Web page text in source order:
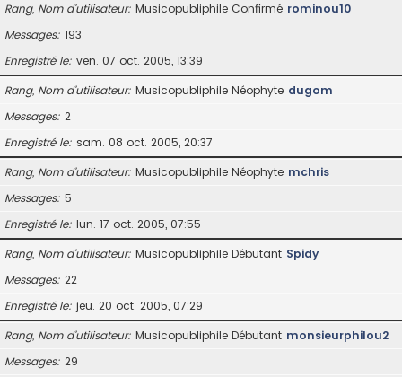
Rang, Nom d’utilisateur Musicopubliphile Confirmé rominou10
Messages 193
Enregistré le ven. 07 oct. 2005, 13:39
Rang, Nom d’utilisateur Musicopubliphile Néophyte dugom
Messages 2
Enregistré le sam. 08 oct. 2005, 20:37
Rang, Nom d’utilisateur Musicopubliphile Néophyte mchris
Messages 5
Enregistré le lun. 17 oct. 2005, 07:55
Rang, Nom d’utilisateur Musicopubliphile Débutant Spidy
Messages 22
Enregistré le jeu. 20 oct. 2005, 07:29
Rang, Nom d’utilisateur Musicopubliphile Débutant monsieurphilou2
Messages 29